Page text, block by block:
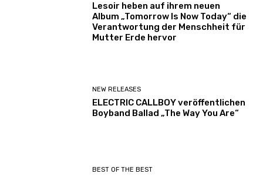
Lesoir heben auf ihrem neuen
Album „Tomorrow Is Now Today“ die
Verantwortung der Menschheit für
Mutter Erde hervor
NEW RELEASES
ELECTRIC CALLBOY veröffentlichen
Boyband Ballad „The Way You Are“
BEST OF THE BEST